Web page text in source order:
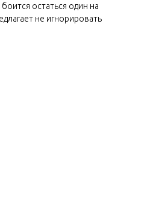
остаться один на
не игнорировать